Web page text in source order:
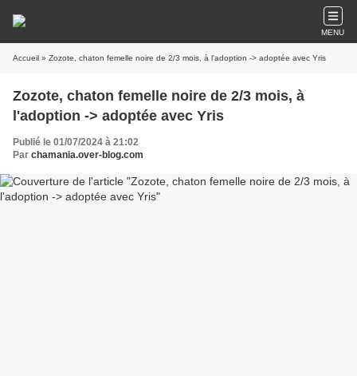
MENU
Accueil » Zozote, chaton femelle noire de 2/3 mois, à l'adoption -> adoptée avec Yris
Zozote, chaton femelle noire de 2/3 mois, à
l'adoption -> adoptée avec Yris
Publié le 01/07/2024 à 21:02
Par chamania.over-blog.com